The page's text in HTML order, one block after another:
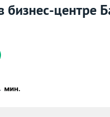
бизнес-центре